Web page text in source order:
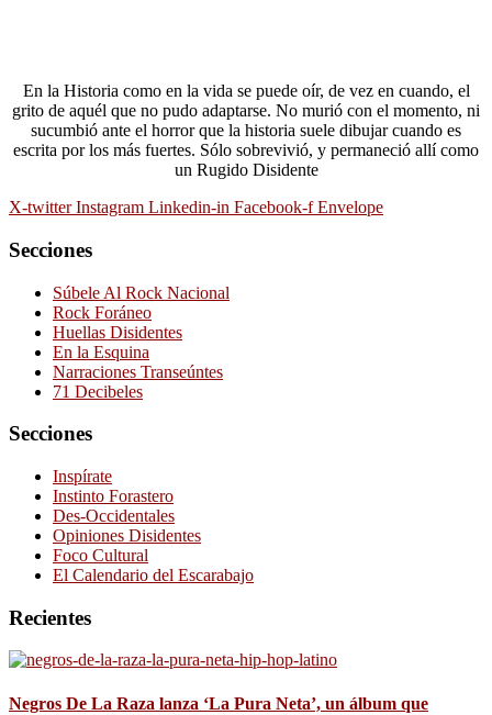
En la Historia como en la vida se puede oír, de vez en cuando, el
grito de aquél que no pudo adaptarse. No murió con el momento, ni
sucumbió ante el horror que la historia suele dibujar cuando es
escrita por los más fuertes. Sólo sobrevivió, y permaneció allí como
un Rugido Disidente
X-twitter Instagram Linkedin-in Facebook-f Envelope
Secciones
Súbele Al Rock Nacional
Rock Foráneo
Huellas Disidentes
En la Esquina
Narraciones Transeúntes
71 Decibeles
Secciones
Inspírate
Instinto Forastero
Des-Occidentales
Opiniones Disidentes
Foco Cultural
El Calendario del Escarabajo
Recientes
Negros De La Raza lanza ‘La Pura Neta’, un álbum que